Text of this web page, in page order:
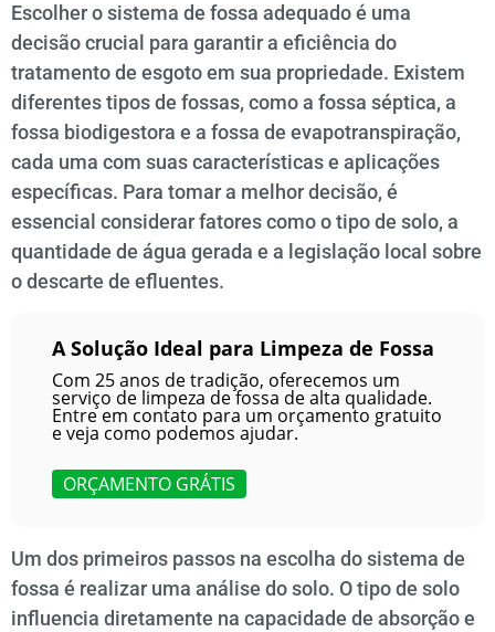
Escolher o sistema de fossa adequado é uma
decisão crucial para garantir a eficiência do
tratamento de esgoto em sua propriedade. Existem
diferentes tipos de fossas, como a fossa séptica, a
fossa biodigestora e a fossa de evapotranspiração,
cada uma com suas características e aplicações
específicas. Para tomar a melhor decisão, é
essencial considerar fatores como o tipo de solo, a
quantidade de água gerada e a legislação local sobre
o descarte de efluentes.
A Solução Ideal para Limpeza de Fossa
Com 25 anos de tradição, oferecemos um
serviço de limpeza de fossa de alta qualidade.
Entre em contato para um orçamento gratuito
e veja como podemos ajudar.
ORÇAMENTO GRÁTIS
Um dos primeiros passos na escolha do sistema de
fossa é realizar uma análise do solo. O tipo de solo
influencia diretamente na capacidade de absorção e